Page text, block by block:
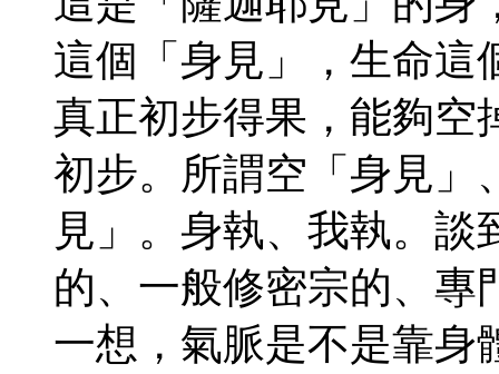
這個「身見」，生命這
真正初步得果，能夠空
初步。所謂空「身見」
見」。身執、我執。
的、一般修密宗的、專
一想，氣脈是不是靠身